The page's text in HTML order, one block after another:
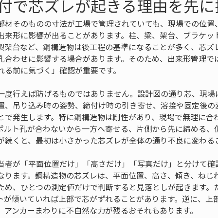
で芯ズレが起きる理由を先
材そのものの寸法が工場で管理されていても、現場での位
来形に影響が出ることがあります。柱、梁、架台、ブラケ
架台など、鋼構造物は後工程の基準になることが多く、芯
合わせに影響する場合があります。そのため、出来形管理
前に気づく」確認が重要です。
度行えば防げるものではありません。設計図の通り芯、現
、吊り込み時の姿勢、締付け時の引き寄せ、溶接や固定後
で発生します。特に鋼構造物は剛性があり、現場で無理に
ルト孔が合わないから一方へ寄せる、片側から先に締める
続くと、最初は小さかった芯ズレが全体の通り不良に変わる
者が「平面位置だけ」「高さだけ」「写真だけ」と分けて
ります。鋼構造物の芯ズレは、平面位置、高さ、傾き、ね
め、ひとつの測定値だけで判断すると見落としが起きます。
が傾いていれば上部で芯がずれることがあります。逆に、上
ンカーまわりに不自然な力が残るおそれもあります。